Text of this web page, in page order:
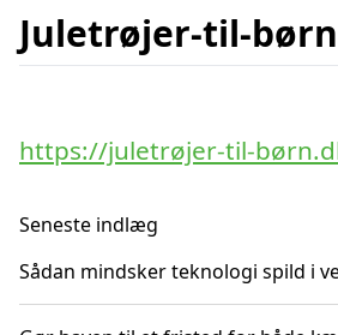
Juletrøjer-til-
https://juletrøjer-til-
Seneste indlæg
Sådan mindsker teknologi spild i